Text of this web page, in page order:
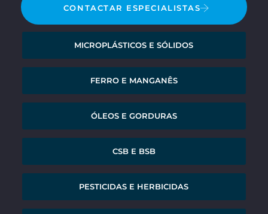
MICROPLÁSTICOS E SÓLIDOS
FERRO E MANGANÊS
ÓLEOS E GORDURAS
CSB E BSB
PESTICIDAS E HERBICIDAS
CONTACTAR ESPECIALISTAS